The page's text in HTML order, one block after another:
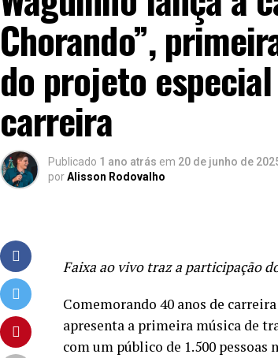
Chorando”,
do projeto
carreira
Publicado 1 ano atrás em 20 de junho de
porAlisson Rodovalho
Faixa ao vivo traz a participação
Comemorando 40 anos de
apresenta a primeira música de
com um público de 1.500